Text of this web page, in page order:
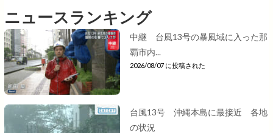
ニュースランキング
中継 台風13号の暴風域に入った那
覇市内...
2026/08/07 に投稿された
台風13号 沖縄本島に最接近 各地
の状況